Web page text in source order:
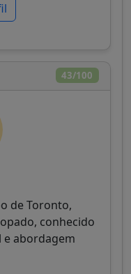
43/100
de Toronto,
conhecido
abordagem